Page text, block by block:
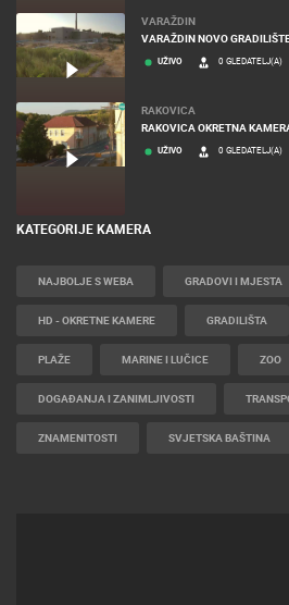
VARAŽDIN
VARAŽDIN NOVO
UŽIVO 0 GLEDATELJ(A)
RAKOVICA
RAKOVICA OKRETNA
UŽIVO 0 GLEDATELJ(A)
KATEGORIJE KAMERA
NAJBOLJE S WEBA GRADOVI I MJESTA
HD - OKRETNE KAMERE GRADILIŠTA
PLAŽE MARINE I LUČICE ZOO
DOGAĐANJA I ZANIMLJIVOSTI
ZNAMENITOSTI SVJETSKA BAŠTINA